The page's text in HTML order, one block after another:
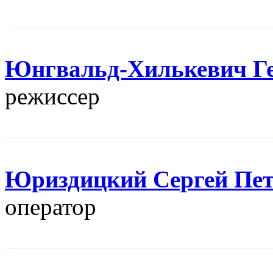
Юнгвальд-Хилькевич
режисcер
Юриздицкий Сергей
оператор